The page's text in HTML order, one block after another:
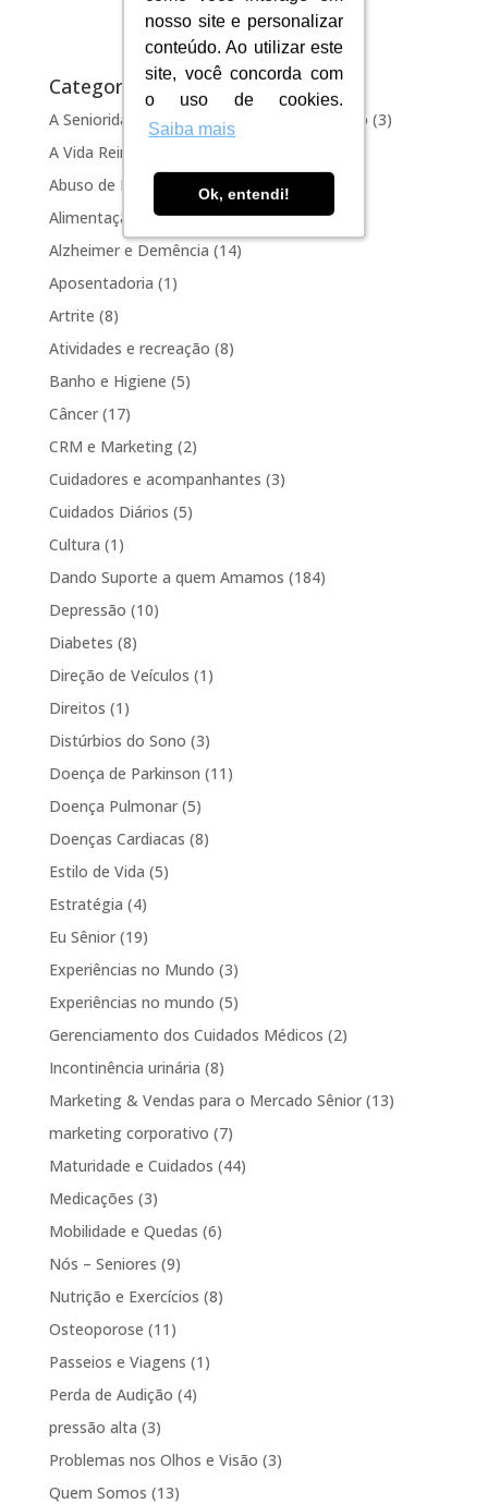
nosso site e personalizar
conteúdo. Ao utilizar este
site, você concorda com
o uso de cookies.
Saiba mais
Ok, entendi!
nosso site e personalizar
conteúdo. Ao utilizar este
site, você concorda com
o uso de cookies.
Saiba mais
Ok, entendi!
Categorias
A Senioridade e nossos desafios – Pensando (3)
A Vida Reimaginada
Abuso de Idosos
Alimentação
(4)
Alzheimer e Demência (14)
Aposentadoria (1)
Artrite (8)
Atividades e recreação (8)
Banho e Higiene (5)
Câncer(17)
CRM e Marketing(2)
Cuidadores e acompanhantes (3)
Cuidados Diários (5)
Cultura (1)
Dando Suporte a quem Amamos (184)
Depressão (10)
Diabetes (8)
Direção de Veículos (1)
Direitos (1)
Distúrbios do Sono (3)
Doença de Parkinson (11)
Doença Pulmonar(5)
Doenças Cardiacas (8)
Estilo de Vida (5)
Estratégia (4)
Eu Sênior(19)
Experiências no Mundo (3)
Experiências no mundo (5)
Gerenciamento dos Cuidados Médicos (2)
Incontinência urinária (8)
Marketing & Vendas para o Mercado Sênior(13)
marketing corporativo (7)
Maturidade e Cuidados (44)
Medicações (3)
Mobilidade e Quedas (6)
Nós – Seniores (9)
Nutrição e Exercícios (8)
Osteoporose (11)
Passeios e Viagens (1)
Perda de Audição (4)
pressão alta (3)
Problemas nos Olhos e Visão (3)
Quem Somos (13)